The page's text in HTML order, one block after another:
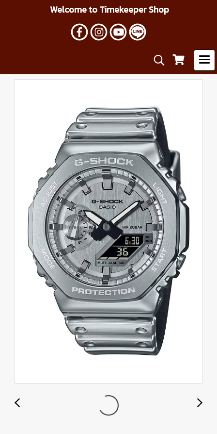
Welcome to Timekeeper Shop